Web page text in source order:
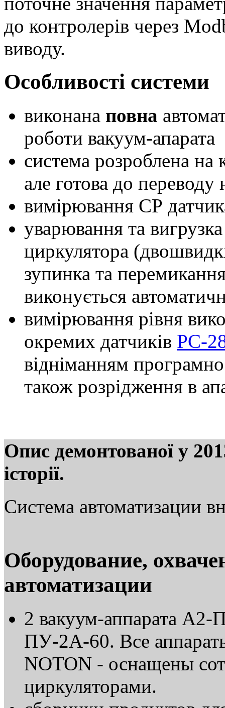
до контролерів через
виводу.
Особливості системи
виконана повна
роботи вакуум-апарата
система розроблена на
але готова до
вимірювання СР
уварювання та
циркулятора
зупинка та
виконується
вимірювання рівня
окремих датчиків PC-
відніманням
також розрідження в
Опис демонтованої у
історії.
Система автоматизации
Оборудование,
автоматизации
2 вакуум-аппарата
ПУ-2А-60. Все
NOTON - оснащены
циркуляторами.